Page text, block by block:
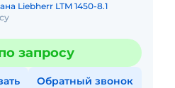
Liebherr LTM 1450-8.1
запросу
Обратный звонок